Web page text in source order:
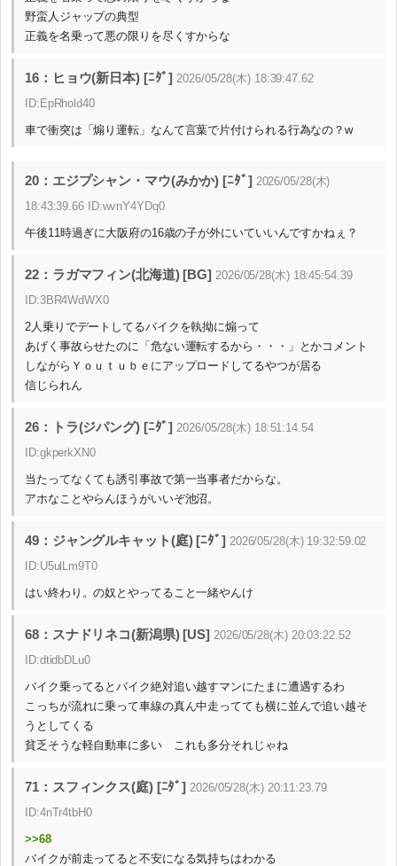
野蛮人ジャップの典型
正義を名乗って悪の限りを尽くすからな
16：ヒョウ(新日本) [ﾆﾀﾞ] 2026/05/28(木) 18:39:47.62
ID:EpRhold40
車で衝突は「煽り運転」なんて言葉で片付けられる行為なの？w
20：エジプシャン・マウ(みかか) [ﾆﾀﾞ] 2026/05/28(木)
18:43:39.66 ID:wvnY4YDq0
午後11時過ぎに大阪府の16歳の子が外にいていいんですかねぇ？
22：ラガマフィン(北海道) [BG] 2026/05/28(木) 18:45:54.39
ID:3BR4WdWX0
2人乗りでデートしてるバイクを執拗に煽って
あげく事故らせたのに「危ない運転するから・・・」とかコメント
しながらＹｏｕｔｕｂｅにアップロードしてるやつが居る
信じられん
26：トラ(ジパング) [ﾆﾀﾞ] 2026/05/28(木) 18:51:14.54
ID:gkperkXN0
当たってなくても誘引事故で第一当事者だからな。
アホなことやらんほうがいいぞ池沼。
49：ジャングルキャット(庭) [ﾆﾀﾞ] 2026/05/28(木) 19:32:59.02
ID:U5ulLm9T0
はい終わり。の奴とやってること一緒やんけ
68：スナドリネコ(新潟県) [US] 2026/05/28(木) 20:03:22.52
ID:dtidbDLu0
バイク乗ってるとバイク絶対追い越すマンにたまに遭遇するわ
こっちが流れに乗って車線の真ん中走ってても横に並んで追い越そ
うとしてくる
貧乏そうな軽自動車に多い これも多分それじゃね
71：スフィンクス(庭) [ﾆﾀﾞ] 2026/05/28(木) 20:11:23.79
ID:4nTr4tbH0
>>68
バイクが前走ってると不安になる気持ちはわかる